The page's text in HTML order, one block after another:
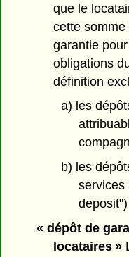
que le
cette
garantie
obligations
définition
a) les
b) les
services
deposit")
« dépôt de
locataires »